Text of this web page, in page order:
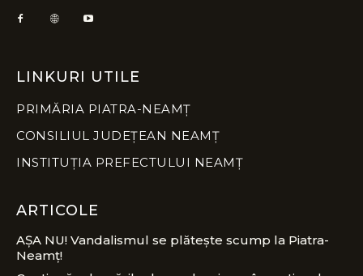
LINKURI UTILE
PRIMĂRIA PIATRA-NEAMȚ
CONSILIUL JUDEȚEAN NEAMȚ
INSTITUȚIA PREFECTULUI NEAMȚ
ARTICOLE
AȘA NU! Vandalismul se plătește scump la Piatra-
Neamț!